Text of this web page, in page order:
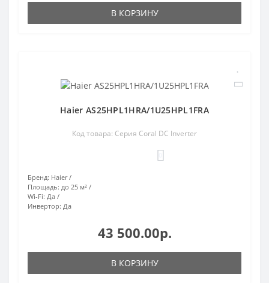
В КОРЗИНУ
Haier AS25HPL1HRA/1U25HPL1FRA
Код товара: Серия Coral DC Inverter
Бренд: Haier
Площадь: до 25 м²
Wi-Fi: Да
Инвертор: Да
43 500.00р.
В КОРЗИНУ